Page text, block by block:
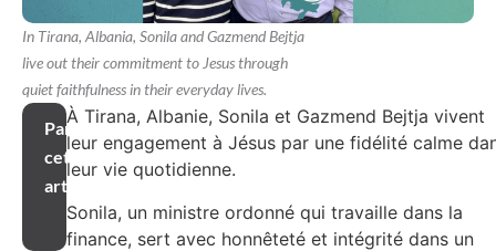
In Tirana, Albania, Sonila and Gazmend Bejtja
live out their commitment to Jesus through
quiet faithfulness in their everyday lives.
Partager
cet
article
À Tirana, Albanie, Sonila et Gazmend Bejtja vivent
leur engagement à Jésus par une fidélité calme
leur vie quotidienne.
Sonila, un ministre ordonné qui travaille dans la
finance, sert avec honnêteté et intégrité dans un